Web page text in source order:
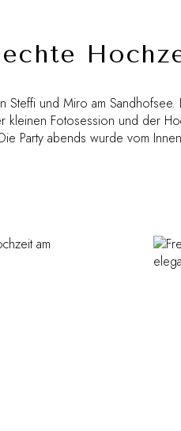
und Miro am
Fotosession und der
Party abends wurde vom